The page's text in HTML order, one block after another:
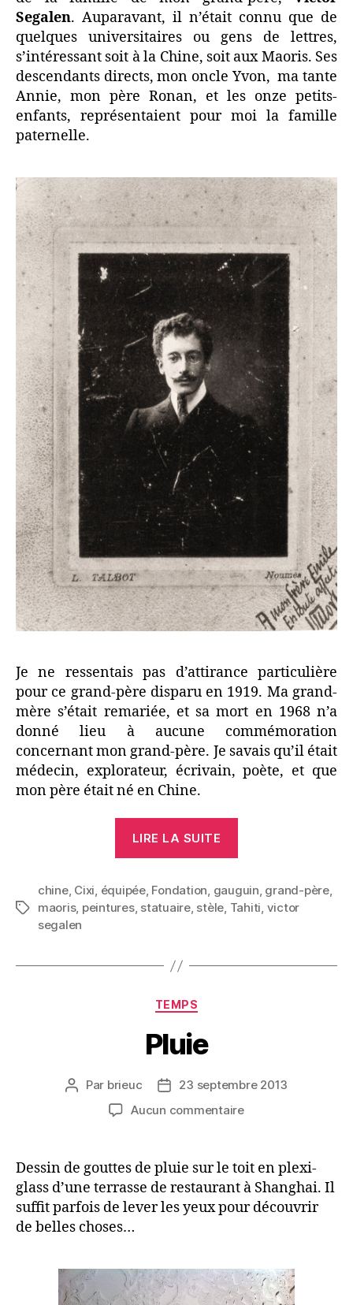
grand-
père
Segalen. Auparavant, il n’était connu que de
quelques universitaires ou gens de lettres,
s’intéressant soit à la Chine, soit aux Maoris. Ses
descendants directs, mon oncle Yvon, ma tante
Annie, mon père Ronan, et les onze petits-
enfants, représentaient pour moi la famille
paternelle.
Je ne ressentais pas d’attirance particulière
pour ce grand-père disparu en 1919. Ma grand-
mère s’était remariée, et sa mort en 1968 n’a
donné lieu à aucune commémoration
concernant mon grand-père. Je savais qu’il était
médecin, explorateur, écrivain, poète, et que
mon père était né en Chine.
LIRE LA SUITE
de
son
Étiquettes
chine, Cixi, équipée, Fondation, gauguin, grand-père,
maoris, peintures, statuaire, stèle, Tahiti, victor
segalen
Catégories
TEMPS
Pluie
Auteur
Par brieuc
Date23 septembre 2013
Aucun commentairesur
Dessin de gouttes de pluie sur le toit en plexi-
glass d’une terrasse de restaurant à Shanghai. Il
suffit parfois de lever les yeux pour découvrir
de belles choses…